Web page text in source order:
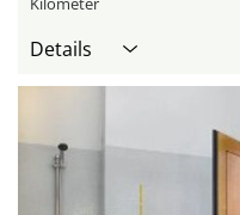
Details